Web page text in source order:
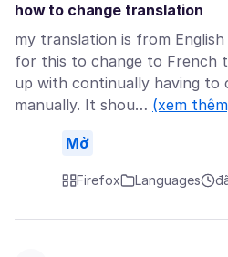
how to change translation
my translation is from
for this to change to French
up with continually having to
manually. It shou… (xem
Mở
Firefox Languages